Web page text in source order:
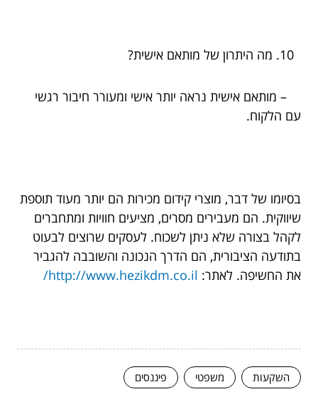
מה היתרון של מותאם אישית?
– מותאם אישית נראה יותר אישי ומעורר חיבור רגשי
עם הלקוח.
בסיומו של דבר, מוצרי קידום מכירות הם יותר מעוד תוספת
שיווקית. הם מעבירים מסרים, מציעים חוויות ומתחברים
לקהל בצורה שלא ניתן לשכוח. לעסקים שרוצים לבעוט
בתודעה הציבורית, הם הדרך הנכונה והשובבה להגביר
את החשיפה. לאתר: http://www.hezikdm.co.il/
השקעות משפטי פיננסים